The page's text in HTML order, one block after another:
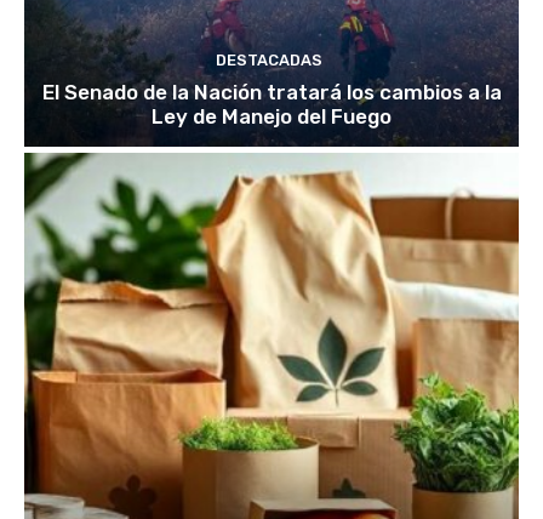
DESTACADAS
El Senado de la Nación tratará los cambios a la
Ley de Manejo del Fuego